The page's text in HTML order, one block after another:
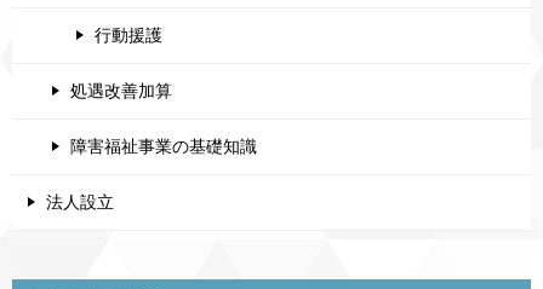
行動援護
処遇改善加算
障害福祉事業の基礎知識
法人設立